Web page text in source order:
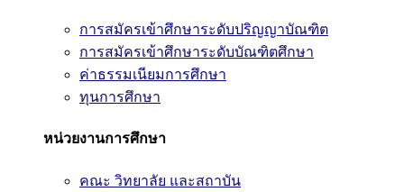
การสมัครเข้าศึกษาระดับปริญญาบัณฑิต
การสมัครเข้าศึกษาระดับบัณฑิตศึกษา
ค่าธรรมเนียมการศึกษา
ทุนการศึกษา
หน่วยงานการศึกษา
คณะ วิทยาลัย และสถาบัน